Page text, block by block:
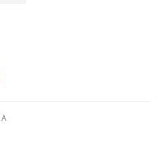
X в Google news
в Viber
в LinkedIn